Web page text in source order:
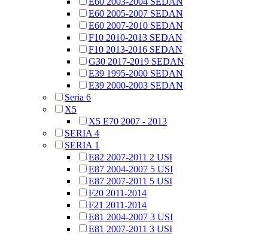
E60 2005-2007 SEDAN
E60 2007-2010 SEDAN
F10 2010-2013 SEDAN
F10 2013-2016 SEDAN
G30 2017-2019 SEDAN
E39 1995-2000 SEDAN
E39 2000-2003 SEDAN
Seria 6
X5
X5 E70 2007 - 2013
SERIA 4
SERIA 1
E82 2007-2011 2 USI
E87 2004-2007 5 USI
E87 2007-2011 5 USI
F20 2011-2014
F21 2011-2014
E81 2004-2007 3 USI
E81 2007-2011 3 USI